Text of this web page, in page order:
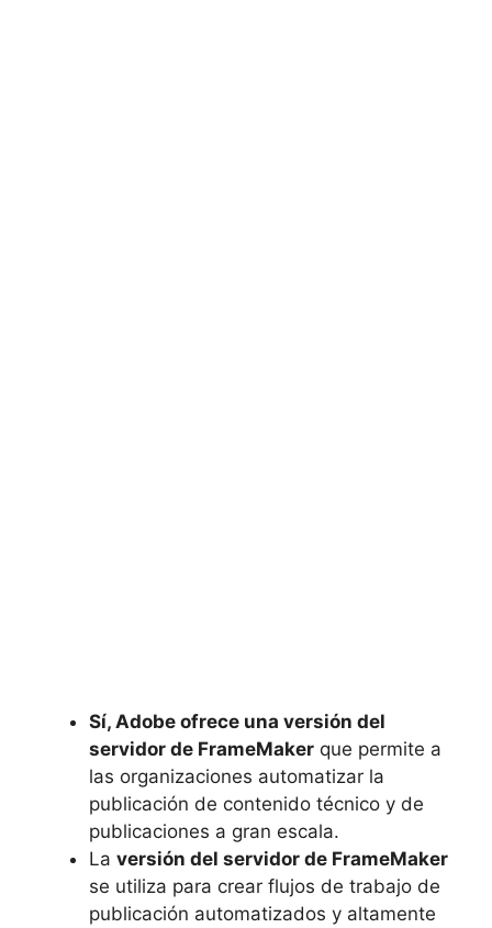
Sí, Adobe ofrece una versión del
servidor de FrameMaker que permite a
las organizaciones automatizar la
publicación de contenido técnico y de
publicaciones a gran escala.
La versión del servidor de FrameMaker
se utiliza para crear flujos de trabajo de
publicación automatizados y altamente